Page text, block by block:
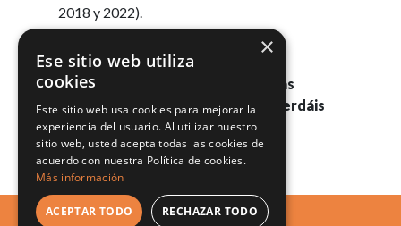
2018 y 2022).
¡Recordad, estad atentos a todas
nuestras redes sociales y no os perdáis
ningún evento!
LUDO ERGO SUM
×
Ese sitio web utiliza
cookies
Este sitio web usa cookies para mejorar la
experiencia del usuario. Al utilizar nuestro
sitio web, usted acepta todas las cookies de
acuerdo con nuestra Política de cookies.
Más información
ACEPTAR TODO RECHAZAR TODO